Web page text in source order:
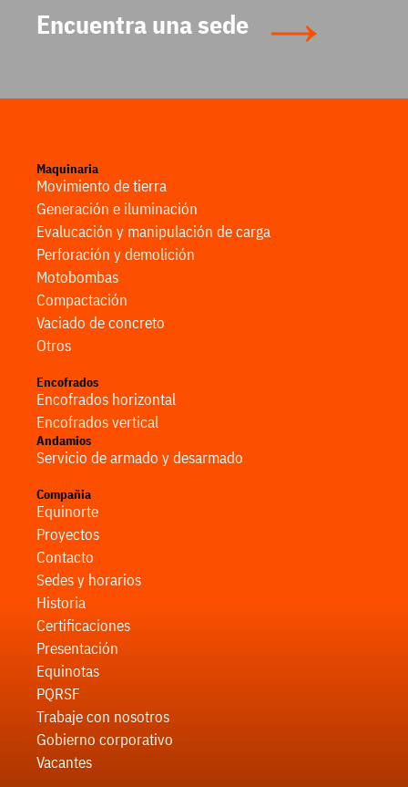
Encuentra una sede
Maquinaria
Movimiento de tierra
Generación e iluminación
Evalucación y manipulación de carga
Perforación y demolición
Motobombas
Compactación
Vaciado de concreto
Otros
Encofrados
Encofrados horizontal
Encofrados vertical
Andamios
Servicio de armado y desarmado
Compañia
Equinorte
Proyectos
Contacto
Sedes y horarios
Historia
Certificaciones
Presentación
Equinotas
PQRSF
Trabaje con nosotros
Gobierno corporativo
Vacantes